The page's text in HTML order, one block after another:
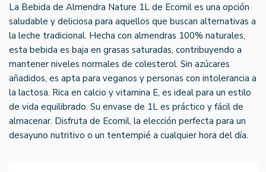
La Bebida de Almendra Nature 1L de Ecomil es una opción
saludable y deliciosa para aquellos que buscan alternativas a
la leche tradicional. Hecha con almendras 100% naturales,
esta bebida es baja en grasas saturadas, contribuyendo a
mantener niveles normales de colesterol. Sin azúcares
añadidos, es apta para veganos y personas con intolerancia a
la lactosa. Rica en calcio y vitamina E, es ideal para un estilo
de vida equilibrado. Su envase de 1L es práctico y fácil de
almacenar. Disfruta de Ecomil, la elección perfecta para un
desayuno nutritivo o un tentempié a cualquier hora del día.